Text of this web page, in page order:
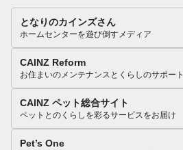
となりのカインズさん
ホームセンターを遊び倒すメディア
CAINZ Reform
お住まいのメンテナンスとくらしのサポート
CAINZ ペット総合サイト
ペットとのくらしを彩るサービスをお届け
Pet’s One